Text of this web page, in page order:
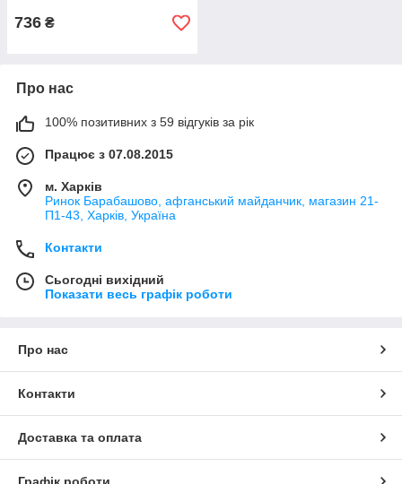
736 ₴
Про нас
100% позитивних з 59 відгуків за рік
Працює з 07.08.2015
м. Харків
Ринок Барабашово, афганський майданчик, магазин 21-
П1-43, Харків, Україна
Контакти
Сьогодні вихідний
Показати весь графік роботи
Про нас
Контакти
Доставка та оплата